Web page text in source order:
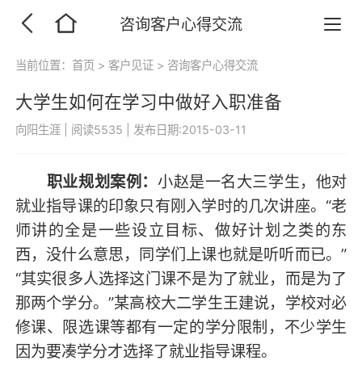
咨询客户心得交流
当前位置：首页 > 客户见证 > 咨询客户心得交流
大学生如何在学习中做好入职准备
向阳生涯 阅读5535 发布日期:2015-03-11
职业规划案例： 小赵是一名大三学生，他对
就业指导课的印象只有刚入学时的几次讲座。“老
师讲的全是一些设立目标、做好计划之类的东
西，没什么意思，同学们上课也就是听听而已。”
“其实很多人选择这门课不是为了就业，而是为了
那两个学分。”某高校大二学生王建说，学校对必
修课、限选课等都有一定的学分限制，不少学生
因为要凑学分才选择了就业指导课程。